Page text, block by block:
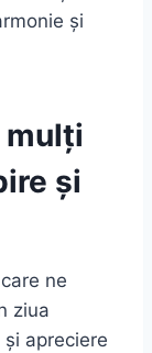
și
mulți
și
ne
ziua
apreciere